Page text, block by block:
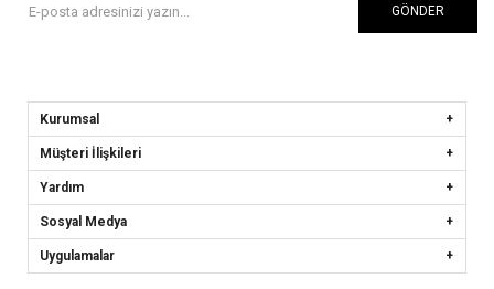
GÖNDER
Kurumsal
Müşteri İlişkileri
Yardım
Sosyal Medya
Uygulamalar